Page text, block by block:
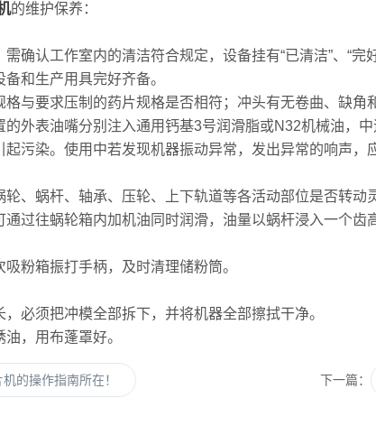
的维护保养：
认工作室内的清洁符合规定，设备挂有“已清洁”、“完好
和生产用具完好齐备。
要求压制的药片规格是否相符；冲头有无卷曲、缺角
表油嘴分别注入通用钙基3号润滑脂或N32机械油，
污染。使用中若发现机器振动异常，发出异常的响声，
蜗杆、轴承、压轮、上下轨道等各活动部位是否转动
往蜗轮箱内加机油同时润滑，油量以蜗杆浸入一个齿
箱振打手柄，及时清理储粉筒。
须把冲模全部拆下，并将机器全部擦拭干净。
，用布蓬罩好。
的操作指南所在！ 下一篇：